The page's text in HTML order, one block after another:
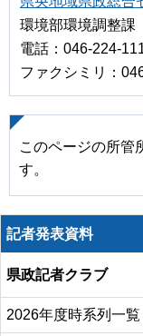
環境部環境調整課
電話：046-224-
ファクシミリ：
このページの所管
す。
記者発表資料
県政記者クラブ
2026年度時系列一覧